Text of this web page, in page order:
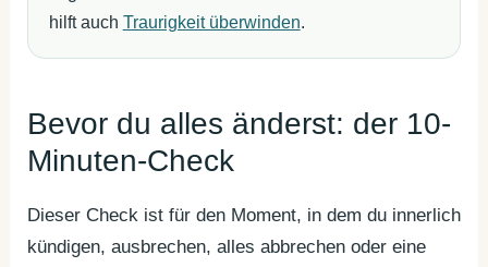
hilft auch Traurigkeit überwinden.
Bevor du alles änderst: der 10-
Minuten-Check
Dieser Check ist für den Moment, in dem du innerlich
kündigen, ausbrechen, alles abbrechen oder eine